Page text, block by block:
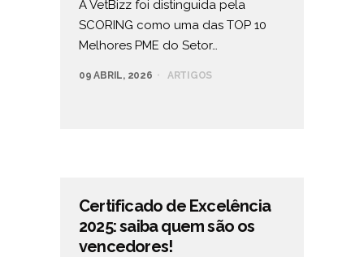
A VetBizz foi distinguida pela
SCORING como uma das TOP 10
Melhores PME do Setor…
09 ABRIL, 2026 ARTIGOS
Certificado de Excelência
2025: saiba quem são os
vencedores!